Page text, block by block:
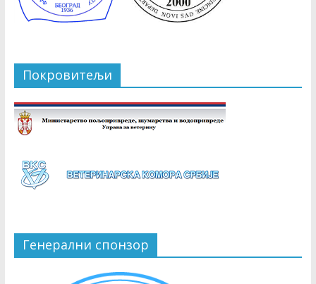
Покровитељи
Генерални спонзор